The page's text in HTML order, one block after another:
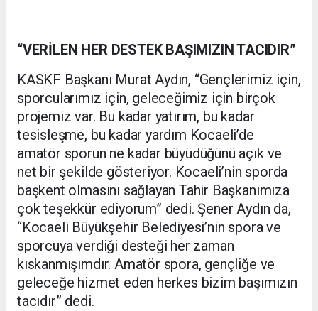
“VERİLEN HER DESTEK BAŞIMIZIN TACIDIR”
KASKF Başkanı Murat Aydın, “Gençlerimiz için,
sporcularımız için, geleceğimiz için birçok
projemiz var. Bu kadar yatırım, bu kadar
tesisleşme, bu kadar yardım Kocaeli’de
amatör sporun ne kadar büyüdüğünü açık ve
net bir şekilde gösteriyor. Kocaeli’nin sporda
başkent olmasını sağlayan Tahir Başkanımıza
çok teşekkür ediyorum” dedi. Şener Aydın da,
“Kocaeli Büyükşehir Belediyesi’nin spora ve
sporcuya verdiği desteği her zaman
kıskanmışımdır. Amatör spora, gençliğe ve
geleceğe hizmet eden herkes bizim başımızın
tacıdır” dedi.